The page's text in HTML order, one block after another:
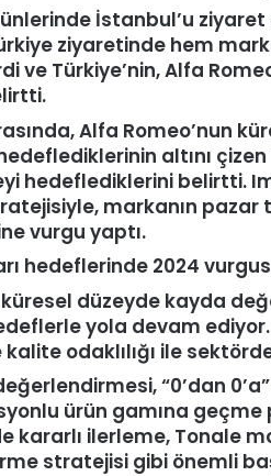
İstanbul’u
ziyaretinde hem
ve Türkiye’nin, Alfa
Alfa Romeo’nun
altını
hedeflediklerini belirtti.
markanın
vurgu yaptı.
hedeflerinde 2024
küresel düzeyde kayda
yola devam
kalite odaklılığı ile
değerlendirmesi, “0’dan
ürün gamına geçme
kararlı ilerleme, Tonale
stratejisi gibi önemli